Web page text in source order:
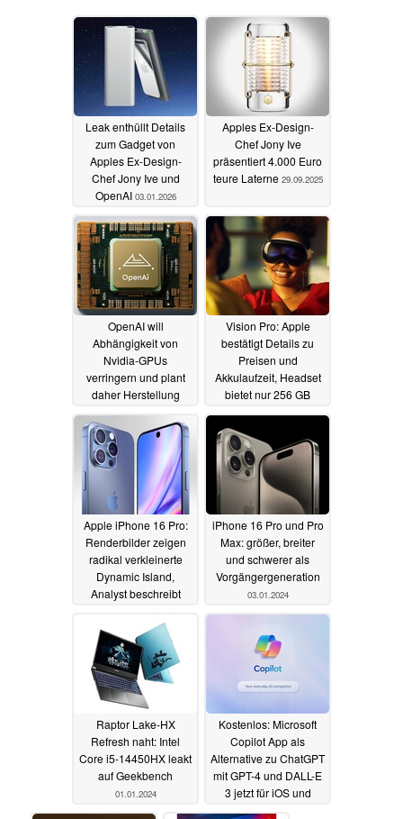
Leak enthüllt Details
zum Gadget von
Apples Ex-Design-
Chef Jony Ive und
OpenAI 03.01.2026
Apples Ex-Design-
Chef Jony Ive
präsentiert 4.000 Euro
teure Laterne 29.09.2025
OpenAI will
Abhängigkeit von
Nvidia-GPUs
verringern und plant
daher Herstellung
eigener KI-Chips bei
TSMC 25.01.2024
Vision Pro: Apple
bestätigt Details zu
Preisen und
Akkulaufzeit, Headset
bietet nur 256 GB
Speicher08.01.2024
Apple iPhone 16 Pro:
Renderbilder zeigen
radikal verkleinerte
Dynamic Island,
Analyst beschreibt
04.01.2024
iPhone 16 Pro und Pro
Max: größer, breiter
und schwerer als
Vorgängergeneration
03.01.2024
Raptor Lake-HX
Refresh naht: Intel
Core i5-14450HX leakt
auf Geekbench
01.01.2024
Kostenlos: Microsoft
Copilot App als
Alternative zu ChatGPT
mit GPT-4 und DALL-E
3 jetzt für iOS und
Android01.01.2024